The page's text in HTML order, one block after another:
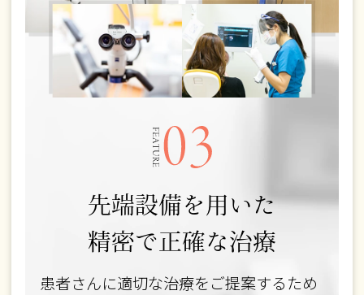
先端設備を用いた
精密で正確な治療
患者さんに適切な治療をご提案するため